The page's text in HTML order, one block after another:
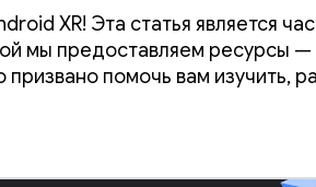
XR! Эта статья является
мы предоставляем ресурсы —
помочь вам изучить,
XR.